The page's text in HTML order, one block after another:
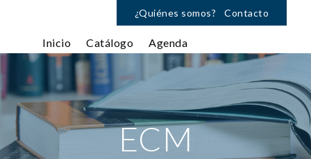
¿Quiénes somos? Contacto
Inicio Catálogo Agenda
ECM